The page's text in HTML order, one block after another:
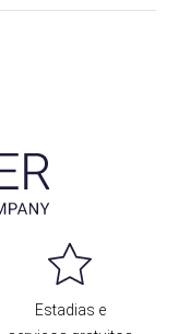
Estadias e